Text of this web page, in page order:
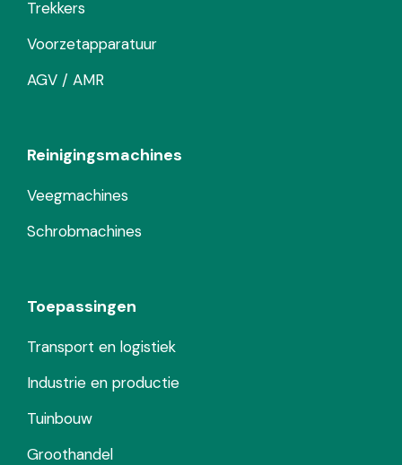
Trekkers
Voorzetapparatuur
AGV / AMR
Reinigingsmachines
Veegmachines
Schrobmachines
Toepassingen
Transport en logistiek
Industrie en productie
Tuinbouw
Groothandel